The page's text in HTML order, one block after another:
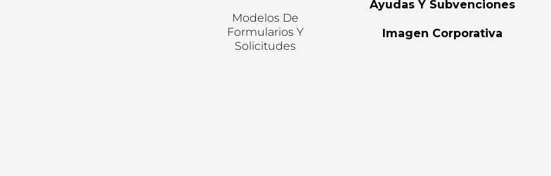
Modelos De
Formularios Y
Solicitudes
Ayudas Y Subvenciones
Imagen Corporativa